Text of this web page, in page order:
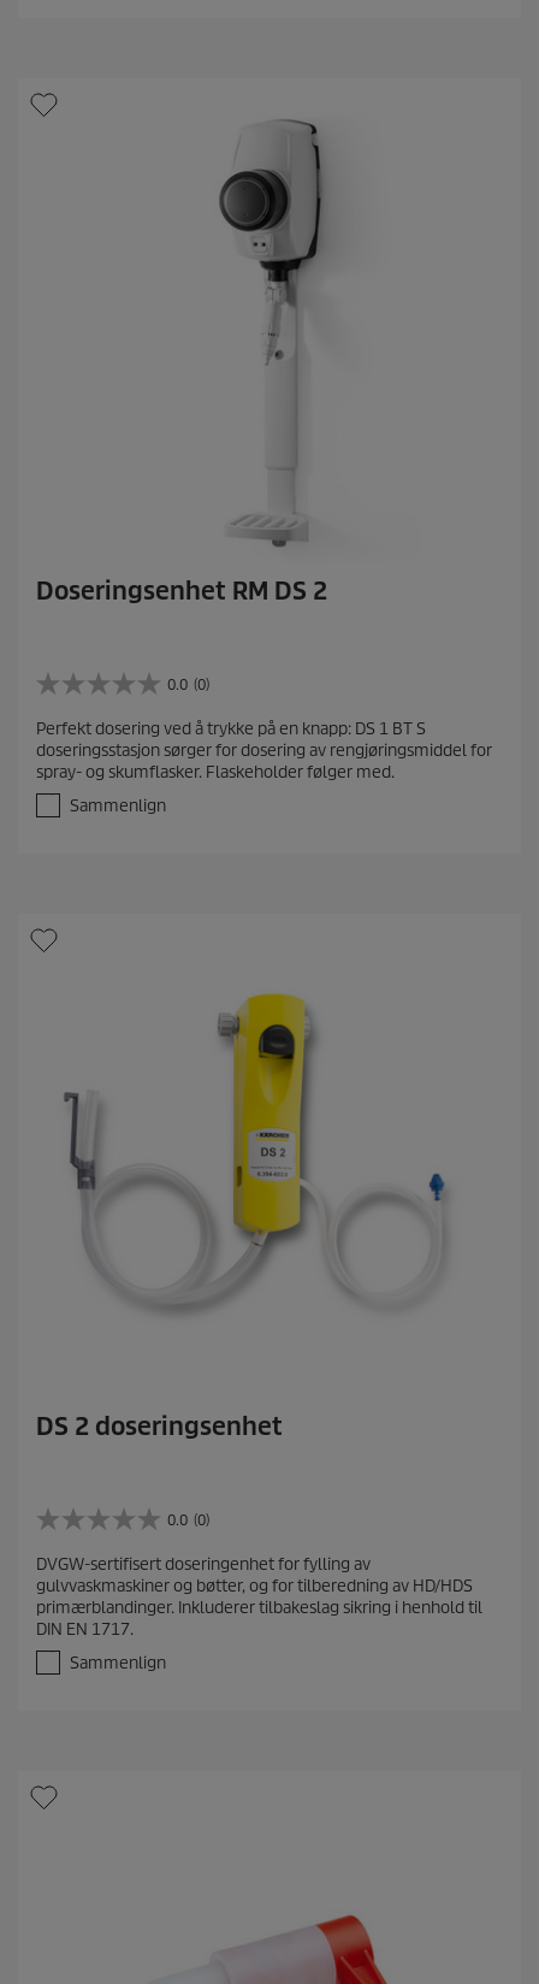
e
r
Doseringsenhet RM DS 2
0.0 (0)
0
0
a
v
s
n
e
Perfekt dosering ved å trykke på en knapp: DS 1 BT S
doseringsstasjon sørger for dosering av rengjøringsmiddel for
spray- og skumflasker. Flaskeholder følger med.
Sammenlign
DS 2 doseringsenhet
0.0 (0)
0
0
a
v
5
t
e
r
DVGW-sertifisert doseringenhet for fylling av
gulvvaskmaskiner og bøtter, og for tilberedning av HD/HDS
primærblandinger. Inkluderer tilbakeslag sikring i henhold til
DIN EN 1717.
Sammenlign